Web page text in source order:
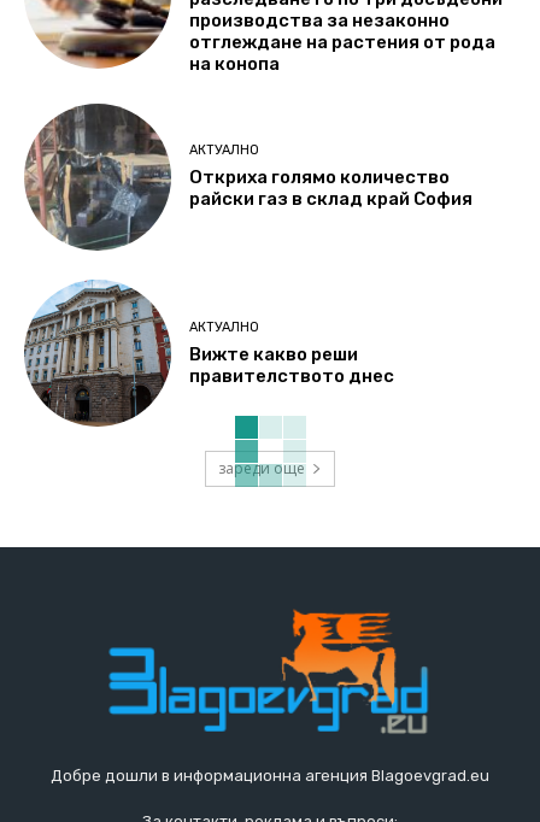
производства за незаконно
отглеждане на растения от рода
на конопа
АКТУАЛНО
Откриха голямо количество
райски газ в склад край София
АКТУАЛНО
Вижте какво реши
правителството днес
зареди още
Добре дошли в информационна агенция Blagoevgrad.eu